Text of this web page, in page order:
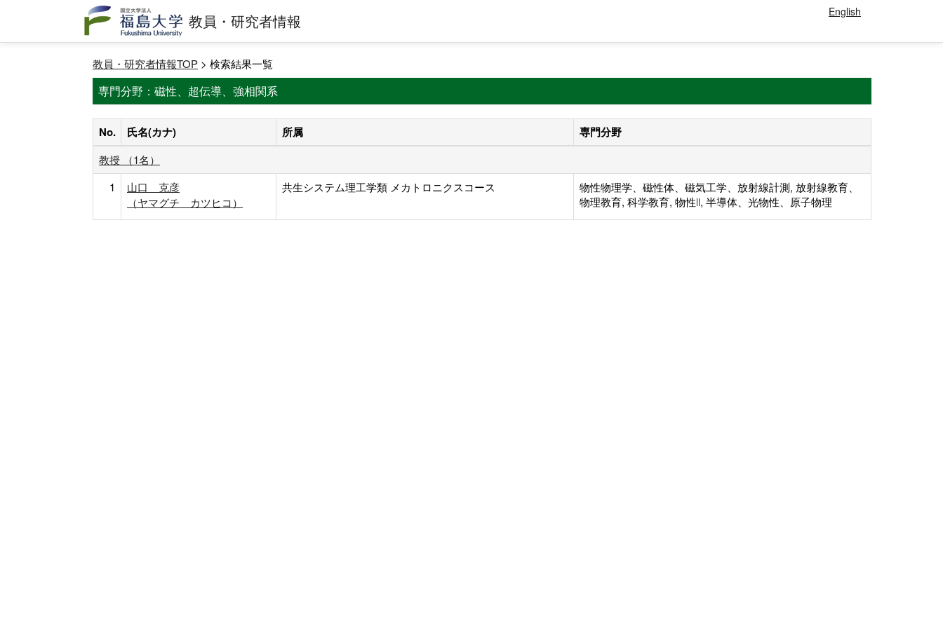
教員・研究者情報 English
教員・研究者情報TOP > 検索結果一覧
専門分野：磁性、超伝導、強相関系
No. 氏名(カナ) 所属 専門分野
教授 （1名）
1
山口 克彦
（ヤマグチ カツヒコ）
共生システム理工学類 メカトロニクスコース
物性物理学、磁性体、磁気工学、放射線計測, 放射線教育、
物理教育, 科学教育, 物性Ⅱ, 半導体、光物性、原子物理